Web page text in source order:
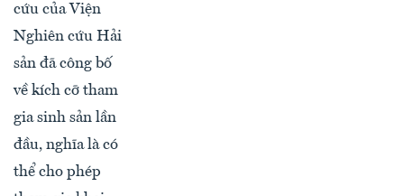
cứu của Viện
Nghiên cứu Hải
sản đã công bố
về kích cỡ tham
gia sinh sản lần
đầu, nghĩa là có
thể cho phép